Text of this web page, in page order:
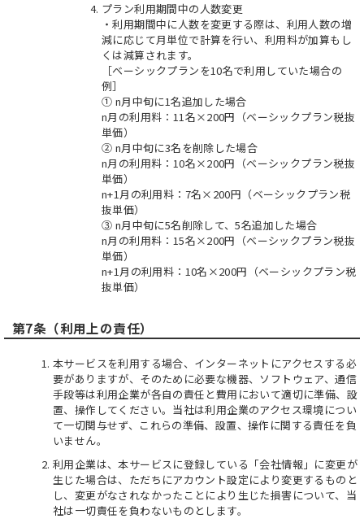
プラン利用期間中の人数変更
・利用期間中に人数を変更する際は、利用人数の増
減に応じて月単位で計算を行い、利用料が加算もし
くは減算されます。
［ベーシックプランを10名で利用していた場合の
例］
① n月中旬に1名追加した場合
n月の利用料：11名×200円（ベーシックプラン税抜
単価）
② n月中旬に3名を削除した場合
n月の利用料：10名×200円（ベーシックプラン税抜
単価）
n+1月の利用料：7名×200円（ベーシックプラン税
抜単価）
③ n月中旬に5名削除して、5名追加した場合
n月の利用料：15名×200円（ベーシックプラン税抜
単価）
n+1月の利用料：10名×200円（ベーシックプラン税
抜単価）
第7条（利用上の責任）
本サービスを利用する場合、インターネットにアクセスする必
要がありますが、そのために必要な機器、ソフトウェア、通信
手段等は利用企業が各自の責任と費用において適切に準備、設
置、操作してください。当社は利用企業のアクセス環境につい
て一切関与せず、これらの準備、設置、操作に関する責任を負
いません。
利用企業は、本サービスに登録している「会社情報」に変更が
生じた場合は、ただちにアカウント設定により変更するものと
し、変更がなされなかったことにより生じた損害について、当
社は一切責任を負わないものとします。